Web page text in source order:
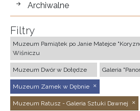
Archiwalne
Filtry
Muzeum Pamiątek po Janie Matejce
Wiśniczu
Muzeum Dwór w Dołędze Galeria
Muzeum Zamek w Dębnie
Muzeum Ratusz - Galeria Sztuki Dawnej